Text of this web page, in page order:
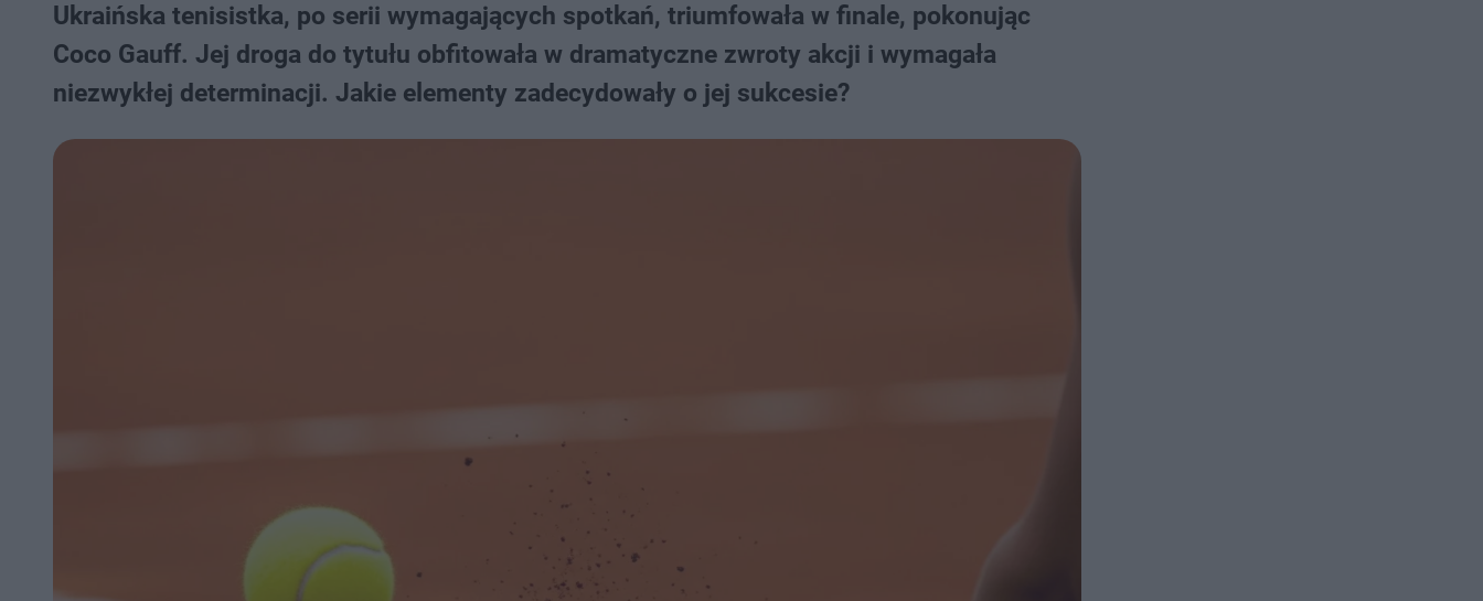
Ukraińska tenisistka, po serii wymagających spotkań, triumfowała w finale, pokonując
Coco Gauff. Jej droga do tytułu obfitowała w dramatyczne zwroty akcji i wymagała
niezwykłej determinacji. Jakie elementy zadecydowały o jej sukcesie?